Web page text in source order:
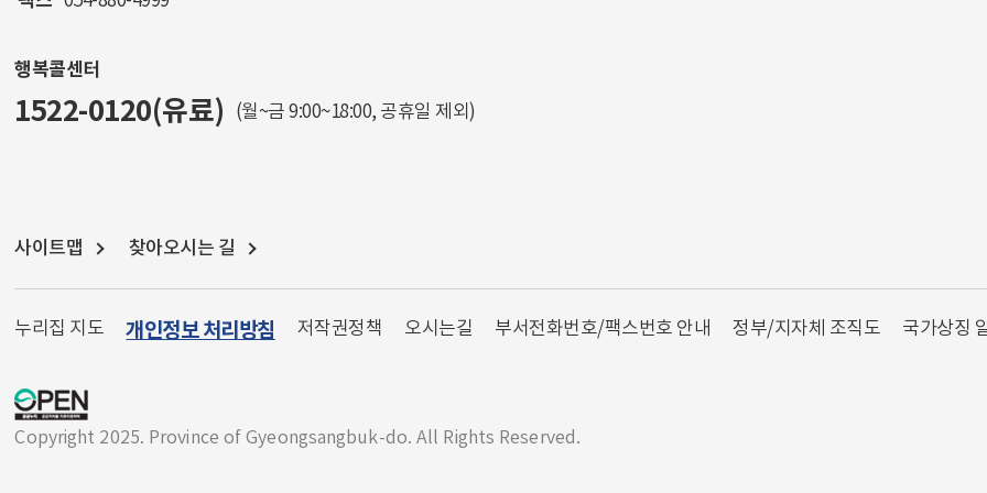
행복콜센터
1522-0120(유료) (월~금 9:00~18:00, 공휴일 제외)
사이트맵 찾아오시는 길
누리집 지도 개인정보 처리방침 저작권정책 오시는길 부서전화번호/팩스번호 안내 정부/지자체 조직도 국가상징
Copyright 2025. Province of Gyeongsangbuk-do. All Rights Reserved.